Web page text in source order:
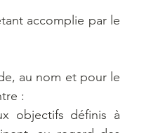
accomplie par le
au nom et pour le
:
objectifs définis à